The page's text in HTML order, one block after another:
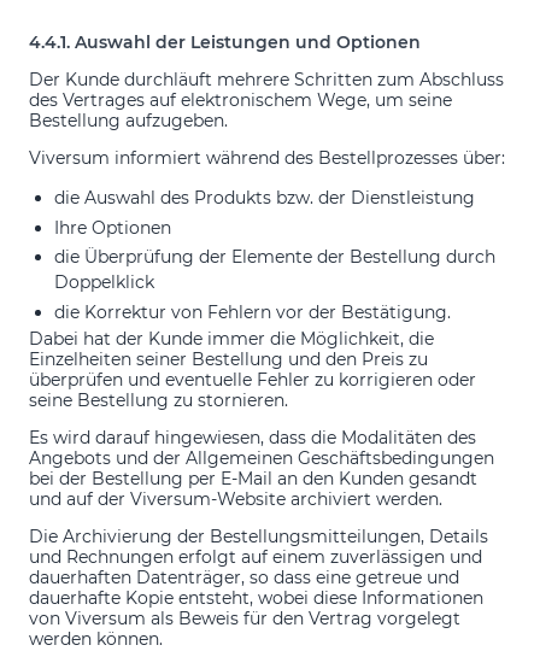
4.4.1. Auswahl der Leistungen und Optionen
Der Kunde durchläuft mehrere Schritten zum Abschluss
des Vertrages auf elektronischem Wege, um seine
Bestellung aufzugeben.
Viversum informiert während des Bestellprozesses über:
die Auswahl des Produkts bzw. der Dienstleistung
Ihre Optionen
die Überprüfung der Elemente der Bestellung durch
Doppelklick
die Korrektur von Fehlern vor der Bestätigung.
Dabei hat der Kunde immer die Möglichkeit, die
Einzelheiten seiner Bestellung und den Preis zu
überprüfen und eventuelle Fehler zu korrigieren oder
seine Bestellung zu stornieren.
Es wird darauf hingewiesen, dass die Modalitäten des
Angebots und der Allgemeinen Geschäftsbedingungen
bei der Bestellung per E-Mail an den Kunden gesandt
und auf der Viversum-Website archiviert werden.
Die Archivierung der Bestellungsmitteilungen, Details
und Rechnungen erfolgt auf einem zuverlässigen und
dauerhaften Datenträger, so dass eine getreue und
dauerhafte Kopie entsteht, wobei diese Informationen
von Viversum als Beweis für den Vertrag vorgelegt
werden können.